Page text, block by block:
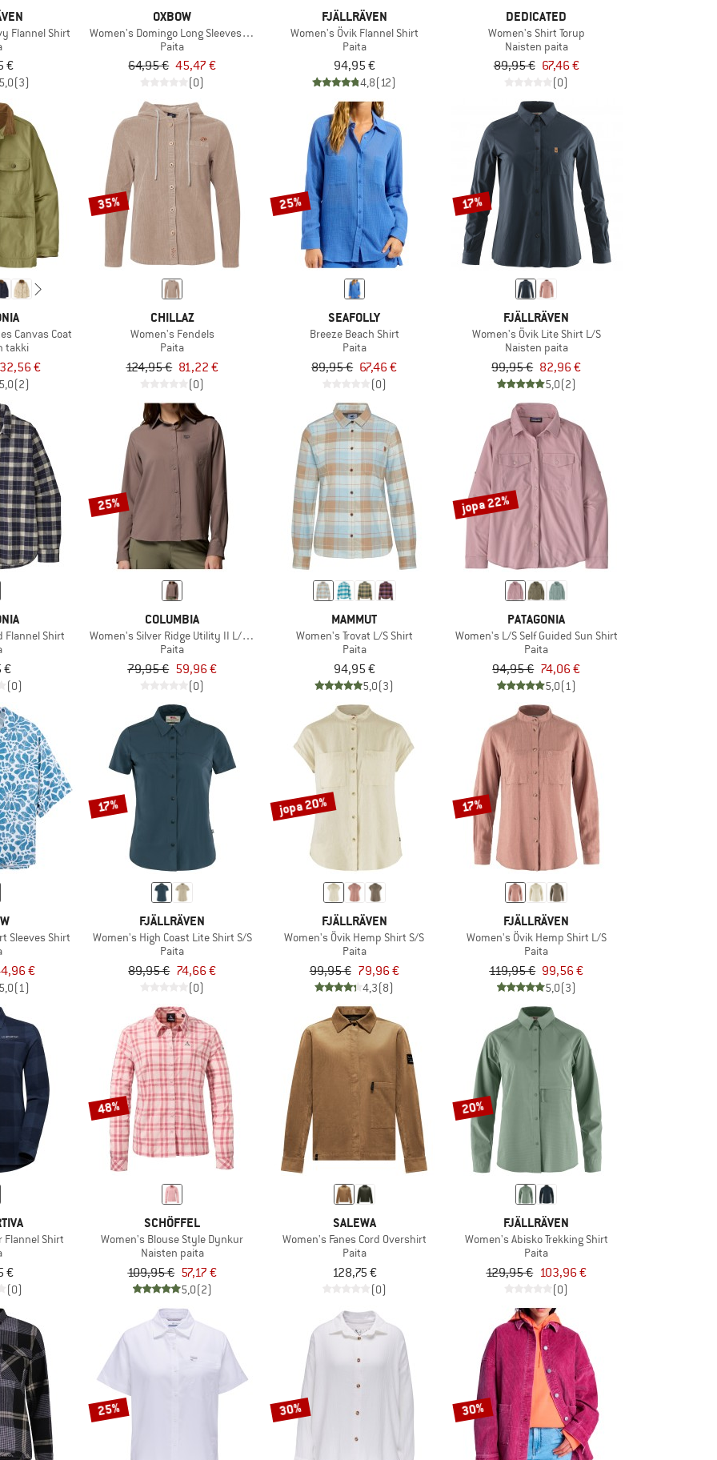
Flannel Shirt
€
5,0(3)
OXBOW
Women's Domingo Long Sleeves Shirt
Paita
64,95 € 45,47 €
(0)
FJÄLLRÄVEN
Women's Övik Flannel Shirt
Paita
94,95 €
4,8(12)
DEDICATED
Women's Shirt Torup
Naisten paita
89,95 € 67,46 €
(0)
Canvas Coat
takki
€
5,0(2)
35%
CHILLAZ
Women's Fendels
Paita
124,95 € 81,22 €
(0)
25%
SEAFOLLY
Breeze Beach Shirt
Paita
89,95 € 67,46 €
(0)
17%
FJÄLLRÄVEN
Women's Övik Lite Shirt L/S
Naisten paita
99,95 € 82,96 €
5,0(2)
Flannel Shirt
€
(0)
25%
COLUMBIA
Women's Silver Ridge Utility II L/S Shirt
Paita
79,95 € 59,96 €
(0)
MAMMUT
Women's Trovat L/S Shirt
Paita
94,95 €
5,0(3)
jopa 22%
PATAGONIA
Women's L/S Self Guided Sun Shirt
Paita
94,95 € 74,06 €
5,0(1)
Sleeves Shirt
€
5,0(1)
17%
FJÄLLRÄVEN
Women's High Coast Lite Shirt S/S
Paita
89,95 € 74,66 €
(0)
jopa 20%
FJÄLLRÄVEN
Women's Övik Hemp Shirt S/S
Paita
99,95 € 79,96 €
4,3(8)
17%
FJÄLLRÄVEN
Women's Övik Hemp Shirt L/S
Paita
119,95 € 99,56 €
5,0(3)
Flannel Shirt
€
(0)
48%
SCHÖFFEL
Women's Blouse Style Dynkur
Naisten paita
109,95 € 57,17 €
5,0(2)
SALEWA
Women's Fanes Cord Overshirt
Paita
128,75 €
(0)
20%
FJÄLLRÄVEN
Women's Abisko Trekking Shirt
Paita
129,95 € 103,96 €
(0)
25% 30% 30%